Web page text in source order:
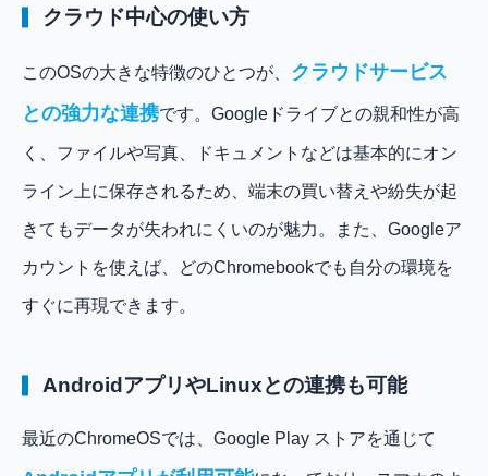
クラウド中心の使い方
このOSの大きな特徴のひとつが、 クラウドサービス
との強力な連携です。Googleドライブとの親和性が高
く、ファイルや写真、ドキュメントなどは基本的にオン
ライン上に保存されるため、端末の買い替えや紛失が起
きてもデータが失われにくいのが魅力。また、Googleア
カウントを使えば、どのChromebookでも自分の環境を
すぐに再現できます。
AndroidアプリやLinuxとの連携も可能
最近のChromeOSでは、Google Play ストアを通じて